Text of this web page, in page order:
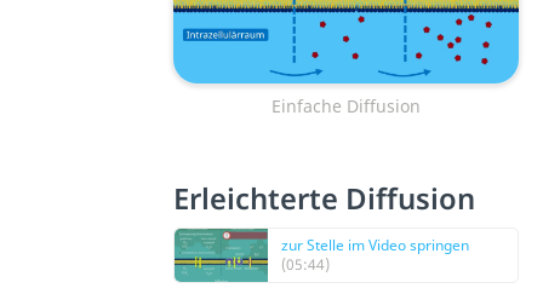
Einfache Diffusion
Erleichterte Diffusion
zur Stelle im Video springen
(05:44)